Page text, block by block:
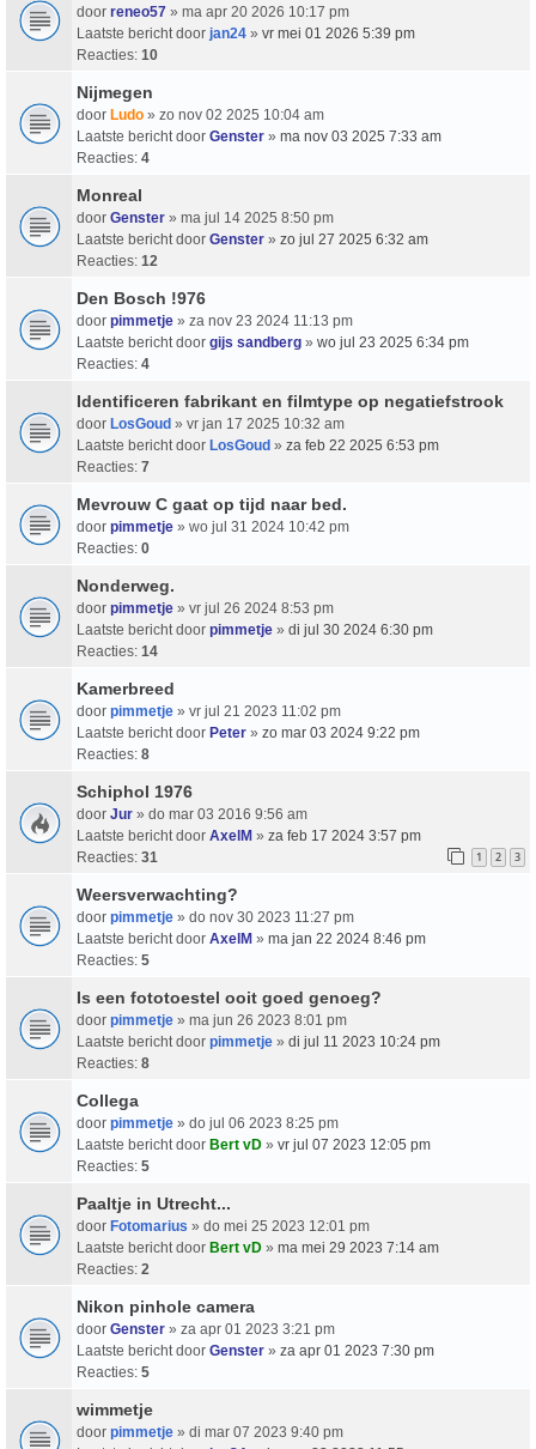
door reneo57 » ma apr 20 2026 10:17 pm
Laatste bericht door jan24 » vr mei 01 2026 5:39 pm
Reacties: 10
Nijmegen
door Ludo » zo nov 02 2025 10:04 am
Laatste bericht door Genster » ma nov 03 2025 7:33 am
Reacties: 4
Monreal
door Genster » ma jul 14 2025 8:50 pm
Laatste bericht door Genster » zo jul 27 2025 6:32 am
Reacties: 12
Den Bosch !976
door pimmetje » za nov 23 2024 11:13 pm
Laatste bericht door gijs sandberg » wo jul 23 2025 6:34 pm
Reacties: 4
Identificeren fabrikant en filmtype op negatiefstrook
door LosGoud » vr jan 17 2025 10:32 am
Laatste bericht door LosGoud » za feb 22 2025 6:53 pm
Reacties: 7
Mevrouw C gaat op tijd naar bed.
door pimmetje » wo jul 31 2024 10:42 pm
Reacties: 0
Nonderweg.
door pimmetje » vr jul 26 2024 8:53 pm
Laatste bericht door pimmetje » di jul 30 2024 6:30 pm
Reacties: 14
Kamerbreed
door pimmetje » vr jul 21 2023 11:02 pm
Laatste bericht door Peter » zo mar 03 2024 9:22 pm
Reacties: 8
Schiphol 1976
door Jur » do mar 03 2016 9:56 am
Laatste bericht door AxelM » za feb 17 2024 3:57 pm
Reacties: 31 1 2 3
Weersverwachting?
door pimmetje » do nov 30 2023 11:27 pm
Laatste bericht door AxelM » ma jan 22 2024 8:46 pm
Reacties: 5
Is een fototoestel ooit goed genoeg?
door pimmetje » ma jun 26 2023 8:01 pm
Laatste bericht door pimmetje » di jul 11 2023 10:24 pm
Reacties: 8
Collega
door pimmetje » do jul 06 2023 8:25 pm
Laatste bericht door Bert vD » vr jul 07 2023 12:05 pm
Reacties: 5
Paaltje in Utrecht...
door Fotomarius » do mei 25 2023 12:01 pm
Laatste bericht door Bert vD » ma mei 29 2023 7:14 am
Reacties: 2
Nikon pinhole camera
door Genster » za apr 01 2023 3:21 pm
Laatste bericht door Genster » za apr 01 2023 7:30 pm
Reacties: 5
wimmetje
door pimmetje » di mar 07 2023 9:40 pm